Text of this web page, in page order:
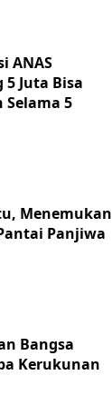
ANAS
Juta Bisa
Selama 5
Menemukan
Panjiwa
Bangsa
Kerukunan